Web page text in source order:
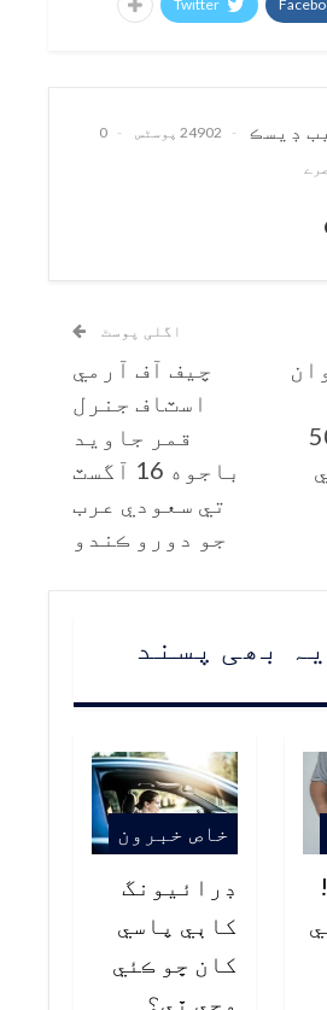
Twitter
ڊيسڪ 24902 پوسٹس
0
حد 50
اگلی پوسٹ
چيف آف آرمي
اسٽاف جنرل
قمر جاويد
باجوه 16 آگسٽ
تي سعودي عرب
جو دورو ڪندو
بھی پسند
خاص خبرون
ڊرائيونگ
کاٻي پاسي
کان ڇو ڪئي
وڃي ٿي؟